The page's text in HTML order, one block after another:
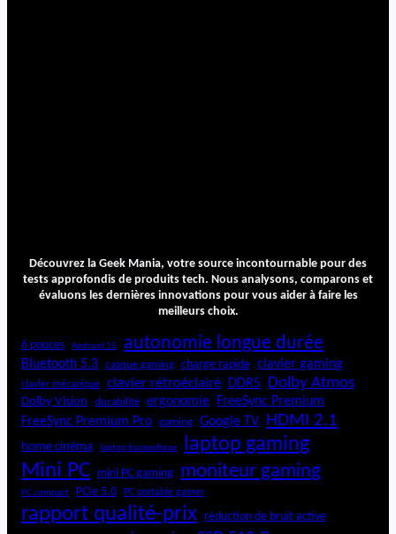
Découvrez la Geek Mania, votre source incontournable pour des
tests approfondis de produits tech. Nous analysons, comparons et
évaluons les dernières innovations pour vous aider à faire les
meilleurs choix.
6 pouces Android 15 autonomie longue durée
Bluetooth 5.3 casque gaming charge rapide clavier gaming
clavier mécanique clavier rétroéclairé DDR5 Dolby Atmos
Dolby Vision durabilité ergonomie
FreeSync Premium
FreeSync Premium Pro
gaming Google TV HDMI 2.1
home cinéma laptop bureautique laptop gaming
Mini PC mini PC gaming moniteur gaming
PC compact PCIe 5.0 PC portable gamer
rapport qualité-prix réduction de bruit active